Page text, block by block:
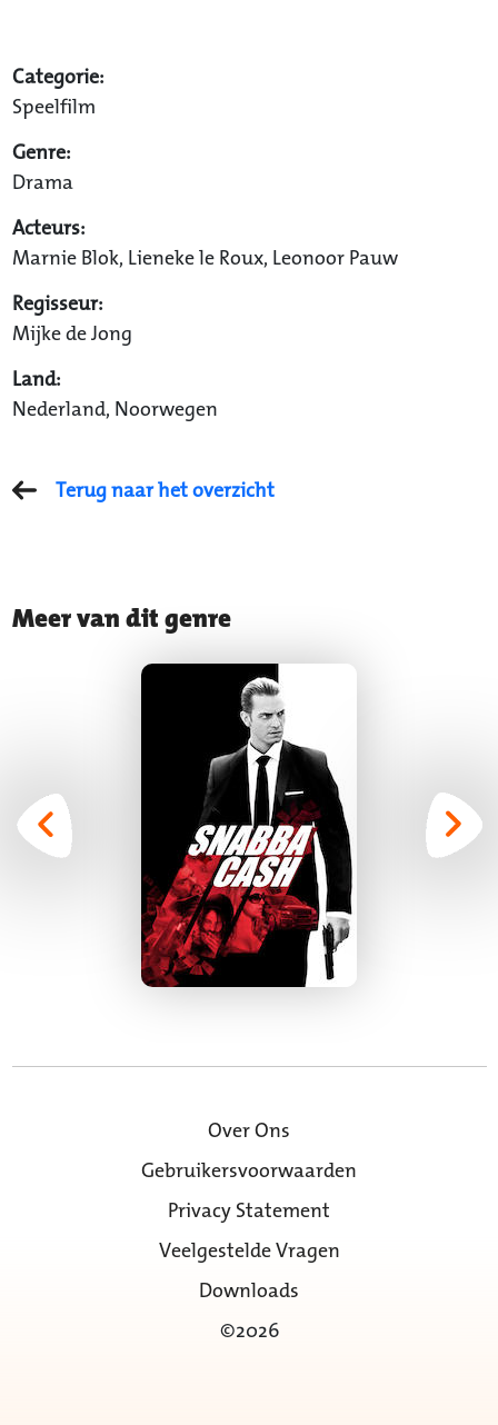
Categorie:
Speelfilm
Genre:
Drama
Acteurs:
Marnie Blok, Lieneke le Roux, Leonoor Pauw
Regisseur:
Mijke de Jong
Land:
Nederland, Noorwegen
Terug naar het overzicht
Meer van dit genre
Over Ons
Gebruikersvoorwaarden
Privacy Statement
Veelgestelde Vragen
Downloads
©2026